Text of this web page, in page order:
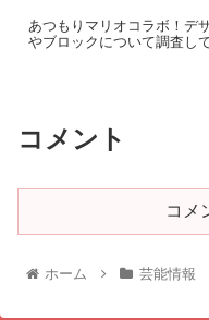
あつもりマリオコラボ！デ
やブロックについて調査し
コメント
コメ
ホーム 芸能情報